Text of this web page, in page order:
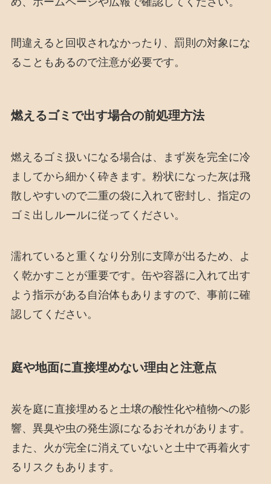
間違えると回収されなかったり、罰則の対象にな
ることもあるので注意が必要です。
燃えるゴミで出す場合の前処理方法
燃えるゴミ扱いになる場合は、まず炭を完全に冷
ましてから細かく砕きます。粉状になった灰は飛
散しやすいので二重の袋に入れて密封し、指定の
ゴミ出しルールに従ってください。
濡れていると重くなり分別に支障が出るため、よ
く乾かすことが重要です。缶や容器に入れて出す
よう指示がある自治体もありますので、事前に確
認してください。
庭や地面に直接埋めない理由と注意点
炭を庭に直接埋めると土壌の酸性化や植物への影
響、異臭や虫の発生源になるおそれがあります。
また、火が完全に消えていないと土中で再着火す
るリスクもあります。